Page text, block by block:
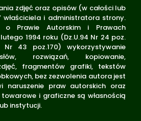
zdjęć oraz opisów (w całości lub
właściciela i administratora strony.
o Prawie Autorskim i Prawach
1994 roku (Dz.U.94 Nr 24 poz.
Nr 43 poz.170) wykorzystywanie
rozwiązań, kopiowanie,
fragmentów grafiki, tekstów
bez zezwolenia autora jest
naruszenie praw autorskich oraz
i graficzne są własnością
instytucji.